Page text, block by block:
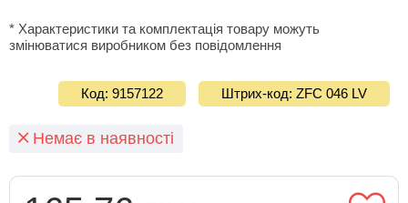
* Характеристики та комплектація товару можуть
змінюватися виробником без повідомлення
Код: 9157122 Штрих-код: ZFC 046 LV
Немає в наявності